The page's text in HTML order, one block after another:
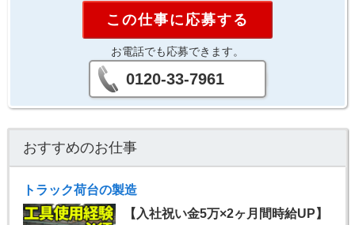
この仕事に応募する
お電話でも応募できます。
0120-33-7961
おすすめのお仕事
トラック荷台の製造
【入社祝い金5万×2ヶ月間時給UP】